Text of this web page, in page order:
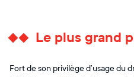
Le plus grand
Fort de son privilège d’usage du